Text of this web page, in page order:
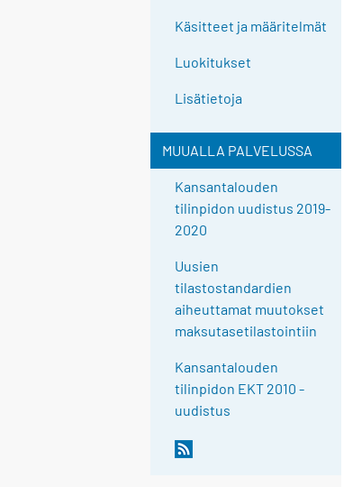
Käsitteet ja määritelmät
Luokitukset
Lisätietoja
MUUALLA PALVELUSSA
Kansantalouden
tilinpidon uudistus 2019-
2020
Uusien
tilastostandardien
aiheuttamat muutokset
maksutasetilastointiin
Kansantalouden
tilinpidon EKT 2010 -
uudistus